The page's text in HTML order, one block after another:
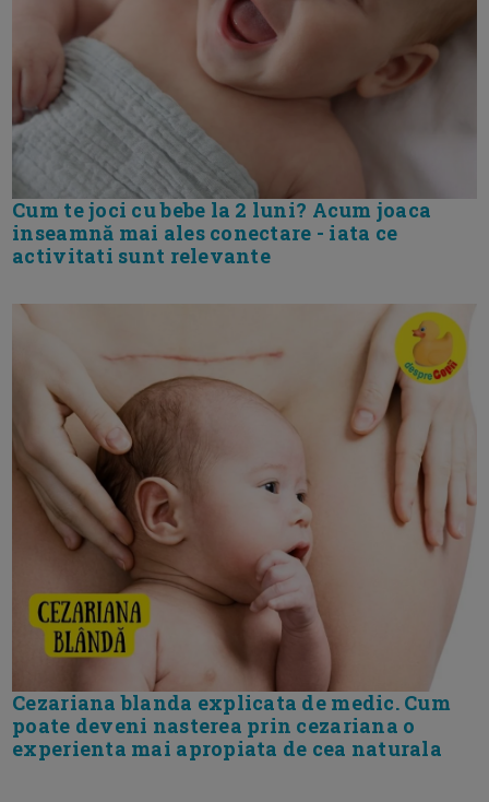
Cum te joci cu bebe la 2 luni? Acum joaca
inseamnă mai ales conectare - iata ce
activitati sunt relevante
Cezariana blanda explicata de medic. Cum
poate deveni nasterea prin cezariana o
experienta mai apropiata de cea naturala